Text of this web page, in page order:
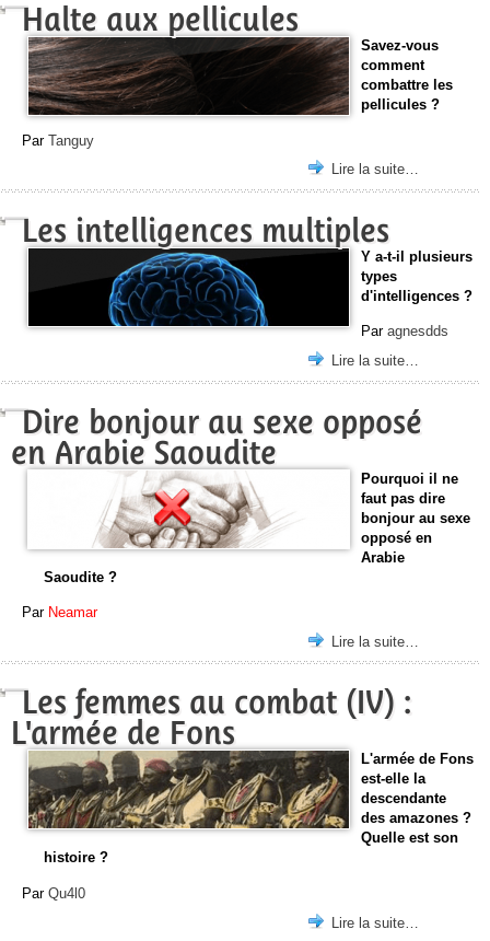
Halte aux pellicules
Savez-vous
comment
combattre les
pellicules ?
Par Tanguy
Lire la suite…
Les intelligences multiples
Y a-t-il plusieurs
types
d'intelligences ?
Par agnesdds
Lire la suite…
Dire bonjour au sexe opposé
en Arabie Saoudite
Pourquoi il ne
faut pas dire
bonjour au sexe
opposé en
Arabie
Saoudite ?
Par Neamar
Lire la suite…
Les femmes au combat (IV) :
L'armée de Fons
L'armée de Fons
est-elle la
descendante
des amazones ?
Quelle est son
histoire ?
Par Qu4l0
Lire la suite…